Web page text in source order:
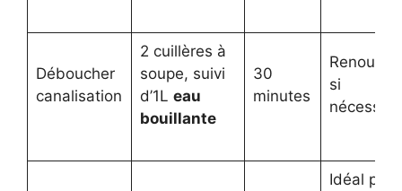
Déboucher
canalisation
2 cuillères à
soupe, suivi
d’1L eau
bouillante
30
minutes
si
Idéal pour